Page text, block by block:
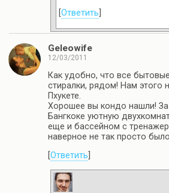
Ответить
Geleowife
12/03/2011
Как удобно, что все
стиралки, рядом! Нам этого
Пхукете.
Хорошее вы кондо нашли! За
Бангкоке уютную
еще и бассейном с
наверное не так просто
Ответить